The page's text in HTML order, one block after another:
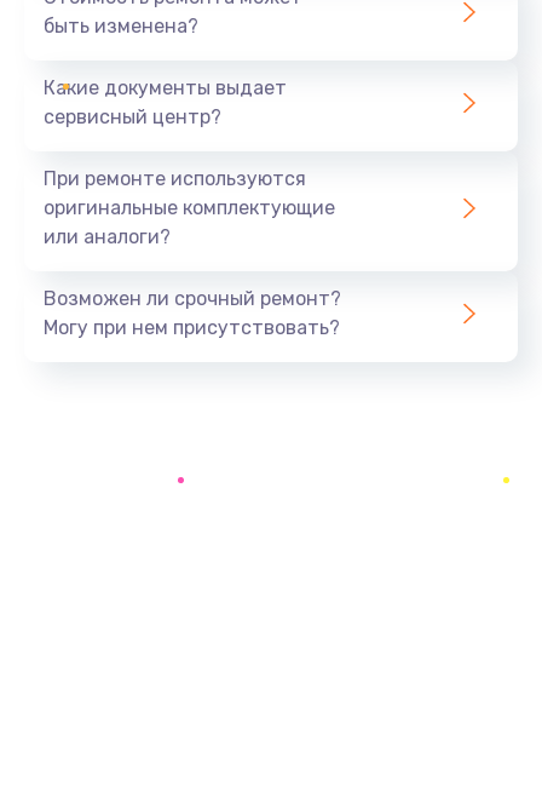
Замена оперативной памяти
Замена USB порта
Заказать
быть изменена?
Какие документы выдает
сервисный центр?
При ремонте используются
оригинальные комплектующие
или аналоги?
Возможен ли срочный ремонт?
Могу при нем присутствовать?